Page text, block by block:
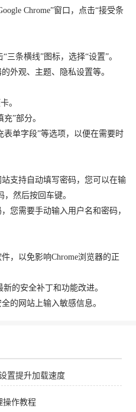
Chrome”窗口，点击“接受条
三条横线”图标，选择“设置”。
外观、主题、隐私设置等。
。
”部分。
表单字段”等选项，以便在需要时
支持自动填写密码，您可以在输
然后按回车键。
您需要手动输入用户名和密码，
，以免影响Chrome浏览器的正
的安全补丁和功能改进。
的网站上输入敏感信息。
置提升加载速度
操作教程